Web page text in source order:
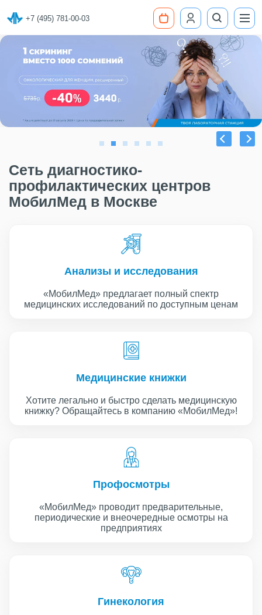
+7 (495) 781-00-03
Сеть диагностико-
профилактических центров
МобилМед в Москве
Анализы и исследования
«МобилМед» предлагает полный спектр
медицинских исследований по доступным ценам
Медицинские книжки
Хотите легально и быстро сделать медицинскую
книжку? Обращайтесь в компанию «МобилМед»!
Профосмотры
«МобилМед» проводит предварительные,
периодические и внеочередные осмотры на
предприятиях
Гинекология